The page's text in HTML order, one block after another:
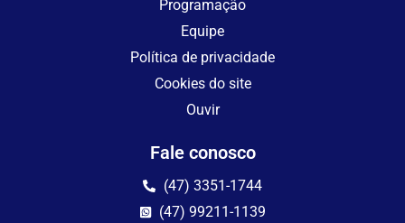
Programação
Equipe
Política de privacidade
Cookies do site
Ouvir
Fale conosco
(47) 3351-1744
(47) 99211-1139